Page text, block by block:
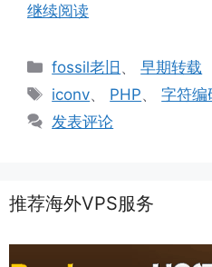
继续阅读
分
类
fossil老旧 、早期转载
标
签
iconv、 PHP、字符编
发表评论
推荐海外VPS服务